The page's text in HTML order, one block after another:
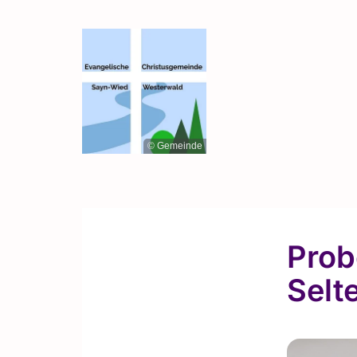
© Gemeinde